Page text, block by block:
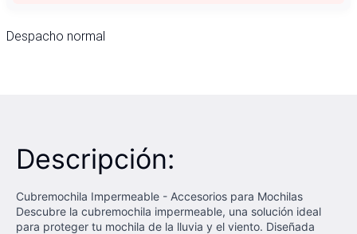
Despacho normal
Descripción:
Cubremochila Impermeable - Accesorios para Mochilas
Descubre la cubremochila impermeable, una solución ideal
para proteger tu mochila de la lluvia y el viento. Diseñada